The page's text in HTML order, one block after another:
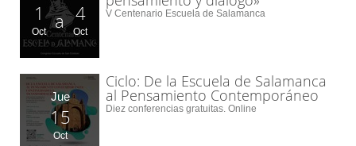
1
Oct a 4
Oct
V Centenario Escuela de Salamanca
Jue
15
Oct
Ciclo: De la Escuela de Salamanca
al Pensamiento Contemporáneo
Diez conferencias gratuitas. Online